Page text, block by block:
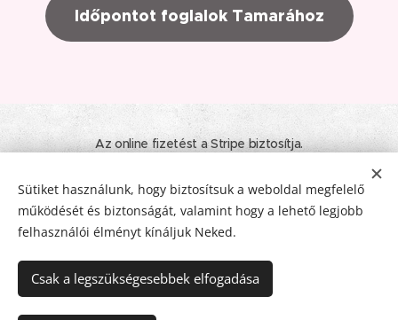
Időpontot foglalok Tamarához
Az online fizetést a Stripe biztosítja.
Inspiráció.
ÁSZFIAdatkezelési tájékoztatóI Impresszum Sütik
Nyelvek
Magyar
Deutsch
Sütiket használunk, hogy biztosítsuk a weboldal megfelelő
működését és biztonságát, valamint hogy a lehető legjobb
felhasználói élményt kínáljuk Neked.
Csak a legszükségesebbek elfogadása